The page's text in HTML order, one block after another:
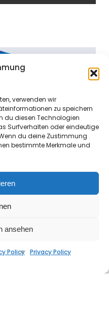
verwenden wir
zu speichern
du diesen Technologien
Surfverhalten oder eindeutige
du deine Zustimmung
bestimmte Merkmale und
ansehen
Policy Privacy Policy